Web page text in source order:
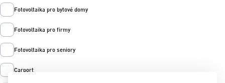
Fotovoltaika pro bytové domy
Fotovoltaika pro firmy
Fotovoltaika pro seniory
Carport